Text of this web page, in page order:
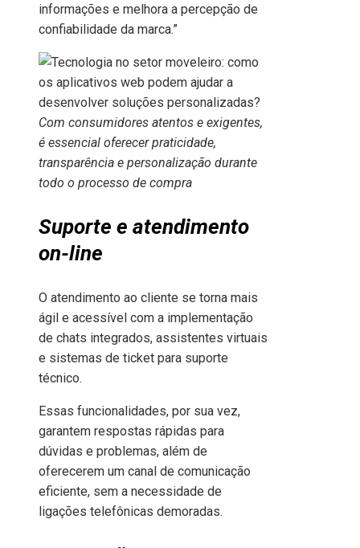
informações e melhora a percepção de
confiabilidade da marca.”
Com consumidores atentos e exigentes,
é essencial oferecer praticidade,
transparência e personalização durante
todo o processo de compra
Suporte e atendimento
on-line
O atendimento ao cliente se torna mais
ágil e acessível com a implementação
de chats integrados, assistentes virtuais
e sistemas de ticket para suporte
técnico.
Essas funcionalidades, por sua vez,
garantem respostas rápidas para
dúvidas e problemas, além de
oferecerem um canal de comunicação
eficiente, sem a necessidade de
ligações telefônicas demoradas.